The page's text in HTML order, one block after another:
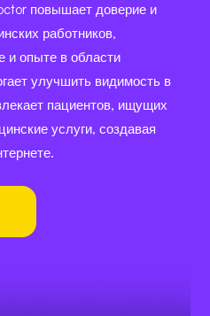
повышает доверие и
работников,
и опыте в области
улучшить видимость в
пациентов, ищущих
услуги, создавая